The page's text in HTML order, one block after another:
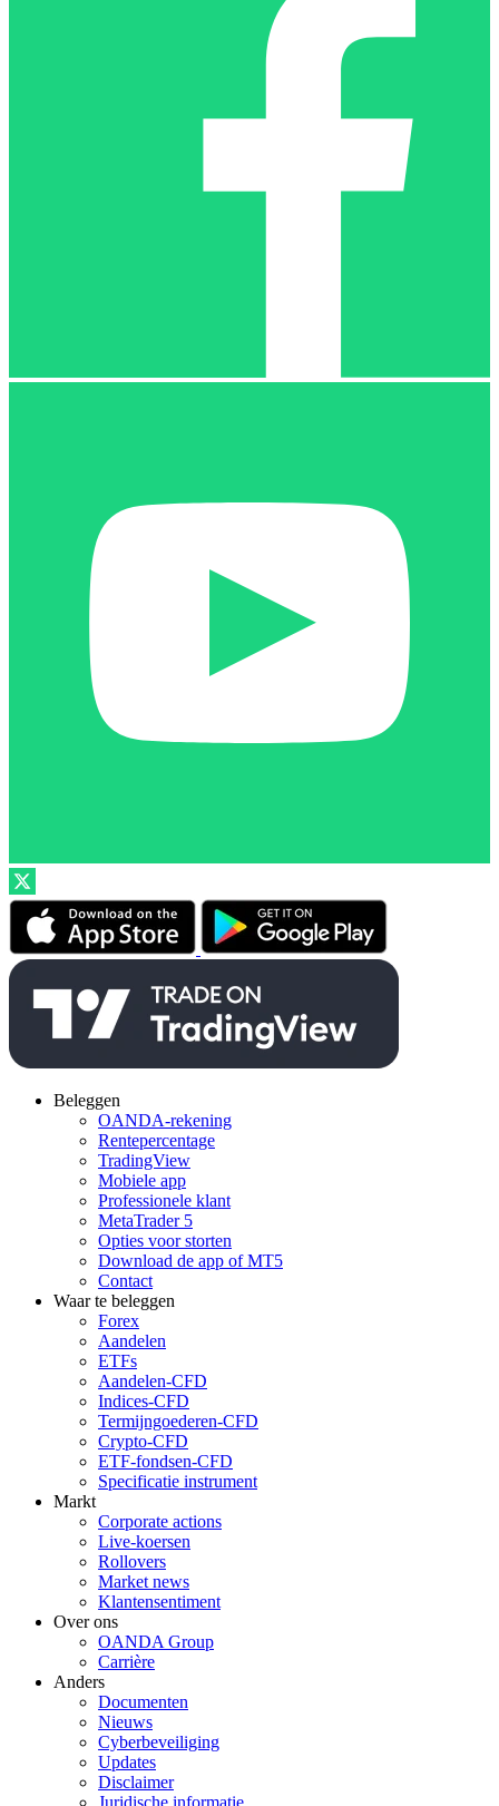
Beleggen
OANDA-rekening
Rentepercentage
TradingView
Mobiele app
Professionele klant
MetaTrader 5
Opties voor storten
Download de app of MT5
Contact
Waar te beleggen
Forex
Aandelen
ETFs
Aandelen-CFD
Indices-CFD
Termijngoederen-CFD
Crypto-CFD
ETF-fondsen-CFD
Specificatie instrument
Markt
Corporate actions
Live-koersen
Rollovers
Market news
Klantensentiment
Over ons
OANDA Group
Carrière
Anders
Documenten
Nieuws
Cyberbeveiliging
Updates
Disclaimer
Juridische informatie